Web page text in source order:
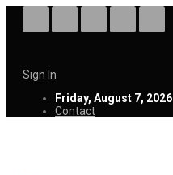
Sign In
Friday, August 7, 2026
Contact